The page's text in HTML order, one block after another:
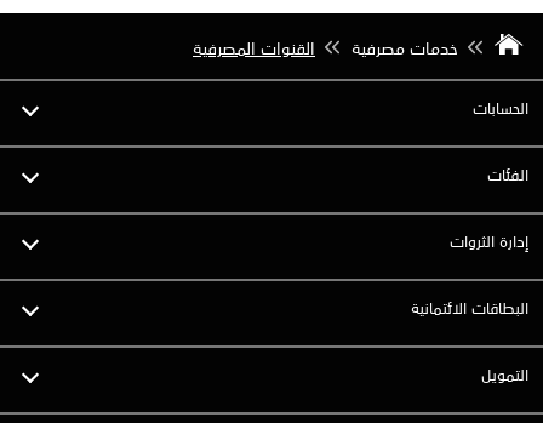
خدمات مصرفية القنوات المصرفية
الحسابات
الفئات
إدارة الثروات
البطاقات الائتمانية
التمويل